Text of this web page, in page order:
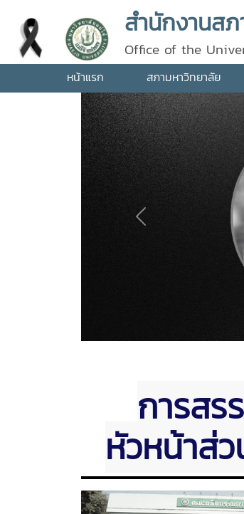
สำนักงานส
Office of the
หน้าแรก สภามหาวิทยาลัย
Previous
การสร
หัวหน้าส่